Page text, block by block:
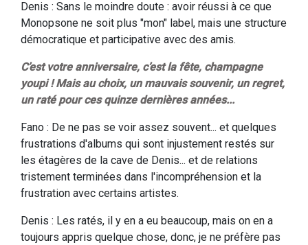
Denis : Sans le moindre doute : avoir réussi à ce que
Monopsone ne soit plus "mon" label, mais une structure
démocratique et participative avec des amis.
C’est votre anniversaire, c’est la fête, champagne
youpi ! Mais au choix, un mauvais souvenir, un regret,
un raté pour ces quinze dernières années...
Fano : De ne pas se voir assez souvent... et quelques
frustrations d'albums qui sont injustement restés sur
les étagères de la cave de Denis... et de relations
tristement terminées dans l'incompréhension et la
frustration avec certains artistes.
Denis : Les ratés, il y en a eu beaucoup, mais on en a
toujours appris quelque chose, donc, je ne préfère pas